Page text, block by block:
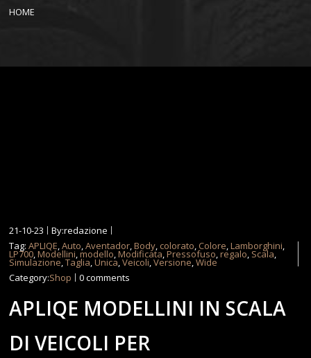
HOME
21-10-23
By:redazione
Tag:APLIQE,Auto,Aventador,Body, colorato, Colore,Lamborghini,
LP700,Modellini,modello,Modificata,Pressofuso,regalo, Scala,
Simulazione,Taglia,Unica,Veicoli,Versione,Wide
Category:Shop 0 comments
APLIQE MODELLINI IN SCALA
DI VEICOLI PER